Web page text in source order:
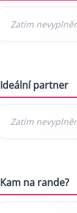
Ideální partner
Kam na rande?